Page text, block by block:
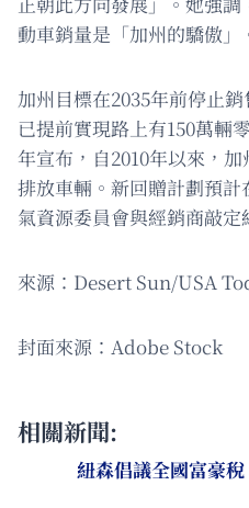
動車銷量是「加州的驕傲」
加州目標在2035年前停止
已提前實現路上有150萬輛
年宣布，自2010年以來，
排放車輛。新回贈計劃預
氣資源委員會與經銷商敲定
來源：Desert Sun/USA
封面來源：Adobe Stock
相關新聞:
紐森倡議全國富豪稅